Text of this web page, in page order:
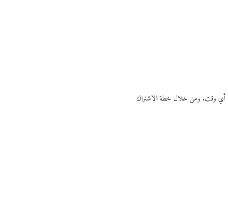
في أي وقت. ومن خلال خطة الاشتراك